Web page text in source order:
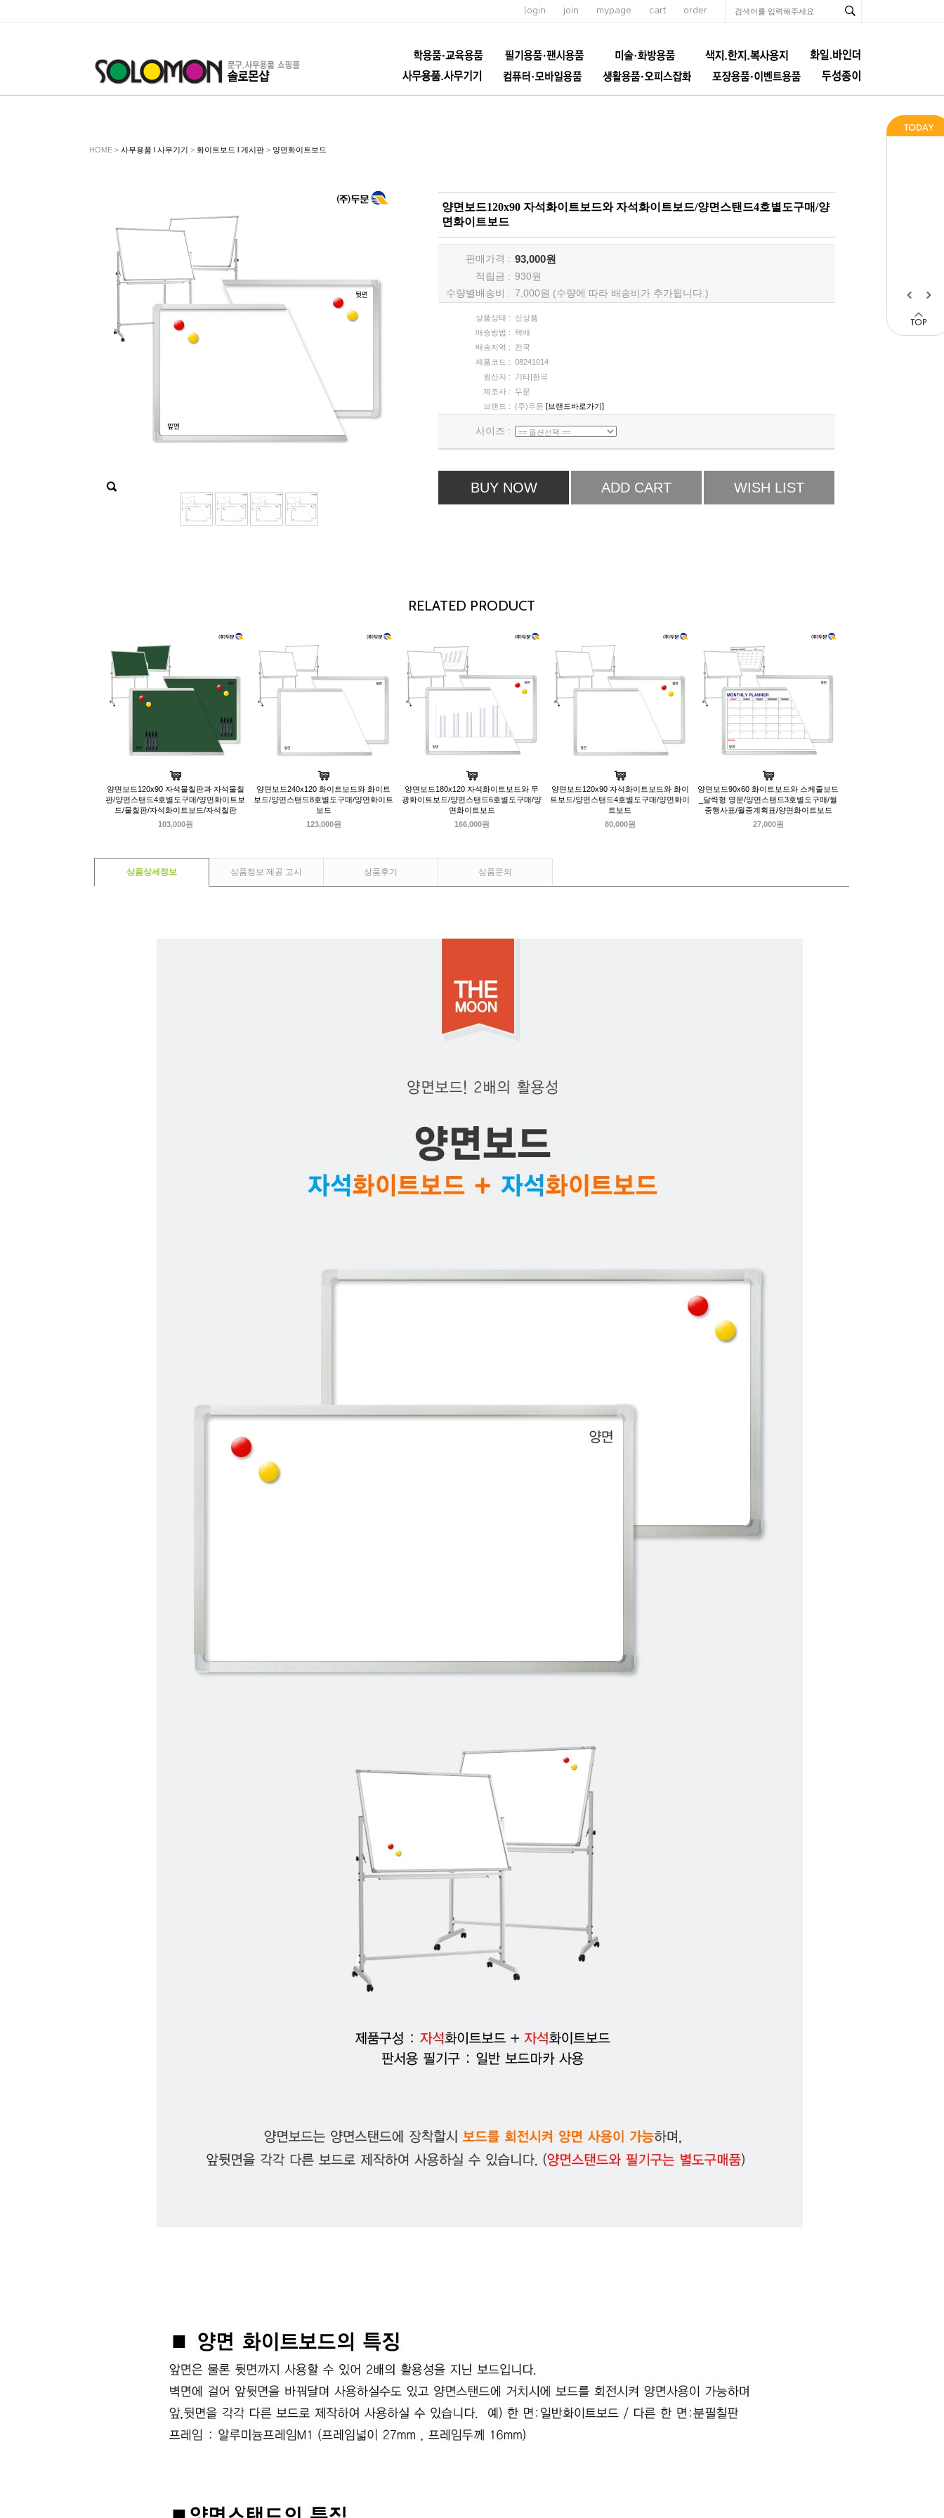
login join mypage cart order
HOME > 사무용품 l 사무기기 > 화이트보드 l 게시판 > 양면화이트보드
양면보드120x90 자석화이트보드와 자석화이트보드/양면스탠드4호별도구매/양
면화이트보드
판매가격 : 93,000원
적립금 : 930원
수량별배송비 : 7,000원 (수량에 따라 배송비가 추가됩니다.)
상품상태 :
신상품
배송방법 :
택배
배송지역 :
전국
제품코드 : 08241014
원산지 :
기타|한국
제조사 :
두문
브랜드 : (주)두문 [브랜드바로가기]
사이즈 :
BUY NOW ADD CART WISH LIST
RELATED PRODUCT
양면보드120x90 자석물칠판과 자석물칠
판/양면스탠드4호별도구매/양면화이트보
드/물칠판/자석화이트보드/자석칠판
103,000원
양면보드240x120 화이트보드와 화이트
보드/양면스탠드8호별도구매/양면화이트
보드
123,000원
양면보드180x120 자석화이트보드와 무
광화이트보드/양면스탠드6호별도구매/양
면화이트보드
166,000원
양면보드120x90 자석화이트보드와 화이
트보드/양면스탠드4호별도구매/양면화이
트보드
80,000원
양면보드90x60 화이트보드와 스케줄보드
_달력형 영문/양면스탠드3호별도구매/월
중행사표/월중계획표/양면화이트보드
27,000원
상품상세정보 상품정보 제공 고시 상품후기 상품문의